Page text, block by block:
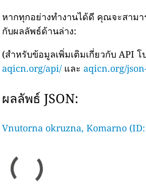
หากทุกอย่างทำงานได้ดี คุณจะสาม
กับผลลัพธ์ด้านล่าง:
(สำหรับข้อมูลเพิ่มเติมเกี่ยวกับ API
aqicn.org/api/ และ aqicn.org/
ผลลัพธ์ JSON:
Vnutorna okruzna, Komarno (ID: